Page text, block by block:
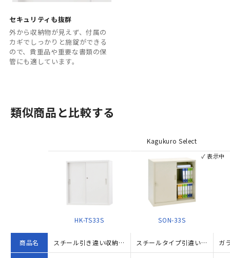
セキュリティも抜群
外から収納物が見えず、付属の
カギでしっかりと施錠ができる
ので、貴重品や重要な書類の保
管にも適しています。
類似商品と比較する
商品名
HK-TS33S
✓ 表示中
スチール引き違い収納庫 TSシリーズ（W880×D400×H880）
Kagukuro Select
SON-33S
スチールタイプ引違い書庫 SON33シリーズ W880×D400×H880 ニューグレー